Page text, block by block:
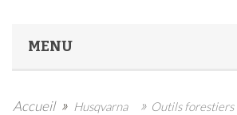
MENU
Accueil » Husqvarna » Outils forestiers